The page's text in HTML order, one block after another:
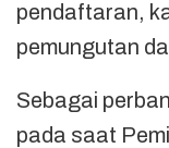
pendaftaran,
pemungutan
Sebagai
pada saat